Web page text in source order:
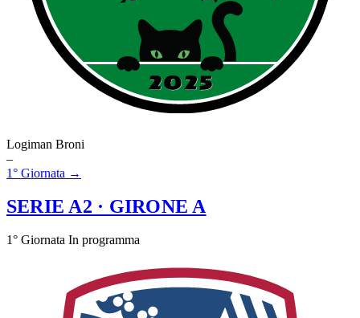
Logiman Broni
–
1° Giornata →
SERIE A2 · GIRONE A
1° Giornata In programma